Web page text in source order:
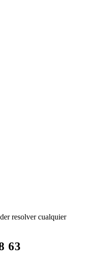
resolver cualquier
63